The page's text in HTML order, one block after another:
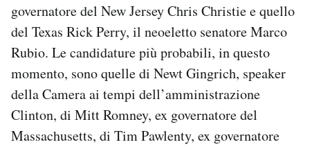
governatore del New Jersey Chris Christie e quello
del Texas Rick Perry, il neoeletto senatore Marco
Rubio. Le candidature più probabili, in questo
momento, sono quelle di Newt Gingrich, speaker
della Camera ai tempi dell’amministrazione
Clinton, di Mitt Romney, ex governatore del
Massachusetts, di Tim Pawlenty, ex governatore